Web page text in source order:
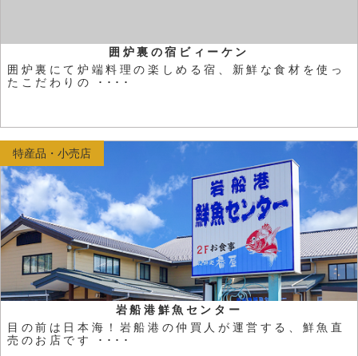
囲炉裏の宿ビィーケン
囲炉裏にて炉端料理の楽しめる宿、新鮮な食材を使っ
たこだわりの ････
岩船港鮮魚センター
目の前は日本海！岩船港の仲買人が運営する、鮮魚直
売のお店です ････
特産品・小売店